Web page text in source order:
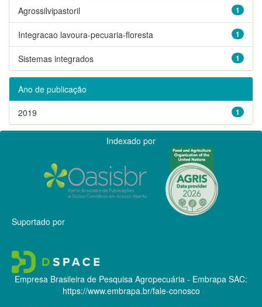
1
Agrossilvipastoril
1
Integracao lavoura-pecuaria-floresta
1
Sistemas integrados
Ano de publicação
1
2019
Indexado por
Suportado por
Empresa Brasileira de Pesquisa Agropecuária - Embrapa SAC:
https://www.embrapa.br/fale-conosco